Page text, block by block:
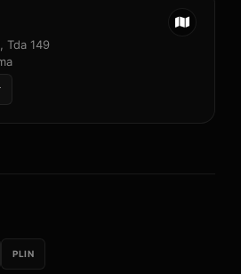
Tda 149
PLIN